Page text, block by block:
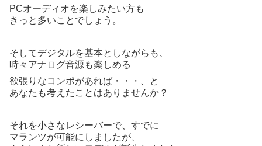
PCオーディオを楽しみたい方も
きっと多いことでしょう。
そしてデジタルを基本としながらも、
時々アナログ音源も楽しめる
欲張りなコンポがあれば・・・、と
あなたも考えたことはありませんか？
それを小さなレシーバーで、すでに
マランツが可能にしましたが、